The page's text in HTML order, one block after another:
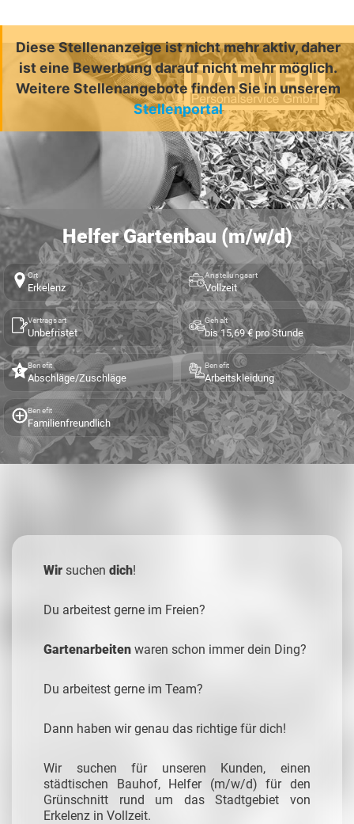
Diese Stellenanzeige ist nicht mehr aktiv, daher
ist eine Bewerbung darauf nicht mehr möglich.
Weitere Stellenangebote finden Sie in unserem
Stellenportal
Helfer Gartenbau (m/w/d)
Ort
Erkelenz
Anstellungsart
Vollzeit
Vertragsart
Unbefristet
Gehalt
bis 15,69 € pro Stunde
Benefit
Abschläge/Zuschläge
Benefit
Arbeitskleidung
Benefit
Familienfreundlich
Wir suchen dich!
Du arbeitest gerne im Freien?
Gartenarbeiten waren schon immer dein Ding?
Du arbeitest gerne im Team?
Dann haben wir genau das richtige für dich!
Wir suchen für unseren Kunden, einen
städtischen Bauhof, Helfer (m/w/d) für den
Grünschnitt rund um das Stadtgebiet von
Erkelenz in Vollzeit.